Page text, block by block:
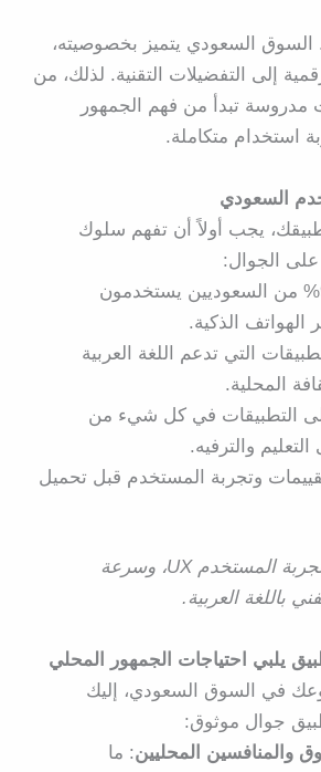
السعودي يتميز بخصوصيته،
إلى التفضيلات التقنية. لذلك، من
مدروسة تبدأ من فهم الجمهور
استخدام متكاملة.
السعودي
يجب أولاً أن تفهم سلوك
الجوال:
أكثر من 98% من السعوديين يستخدمون
الهواتف الذكية.
التي تدعم اللغة العربية
المحلية.
التطبيقات في كل شيء من
والترفيه.
وتجربة المستخدم قبل تحميل
ركز على تحسين تجربة المستخدم UX، وسرعة
باللغة العربية.
يلبي احتياجات الجمهور المحلي
في السوق السعودي، إليك
جوال موثوق:
والمنافسين المحليين: ما